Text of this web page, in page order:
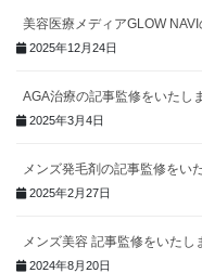
美容医療メディアGLOW
2025年12月24日
AGA治療の記事監修をいたし
2025年3月4日
メンズ発毛剤の記事監修をい
2025年2月27日
メンズ美容 記事監修をいたし
2024年8月20日